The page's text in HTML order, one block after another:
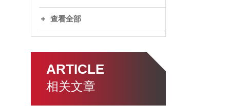
查看全部
ARTICLE
相关文章